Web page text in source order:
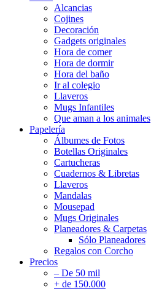
Alcancias
Cojines
Decoración
Gadgets originales
Hora de comer
Hora de dormir
Hora del baño
Ir al colegio
Llaveros
Mugs Infantiles
Que aman a los animales
Papelería
Álbumes de Fotos
Botellas Originales
Cartucheras
Cuadernos & Libretas
Llaveros
Mandalas
Mousepad
Mugs Originales
Planeadores & Carpetas
Sólo Planeadores
Regalos con Corcho
Precios
– De 50 mil
+ de 150.000